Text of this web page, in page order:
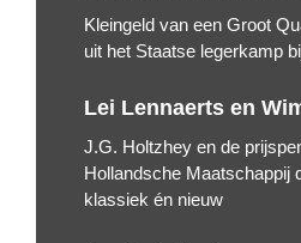
Kleingeld van een Groot
uit het Staatse legerkamp
Lei Lennaerts en
J.G. Holtzhey en de
Hollandsche Maatschappij
klassiek én nieuw